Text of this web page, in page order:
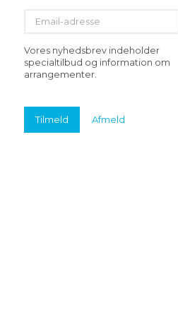
adresse
Vores nyhedsbrev indeholder
specialtilbud og information om
arrangementer.
Tilmeld Afmeld